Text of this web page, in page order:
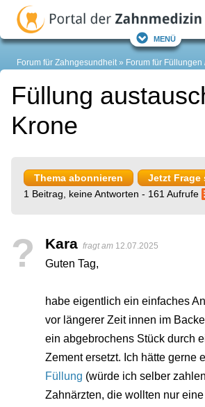
Menü
Forum für Zahngesundheit Forum für Füllungen
Füllung
Krone
Thema abonnieren
Jetzt Frage
1 Beitrag, keine Antworten - 161 Aufrufe
? Kara fragt am 12.07.2025
Guten Tag,
habe eigentlich ein einfaches
vor längerer Zeit innen im
ein abgebrochens Stück durch
Zement ersetzt. Ich hätte gerne
Füllung (würde ich selber
Zahnärzten, die wollten nur eine